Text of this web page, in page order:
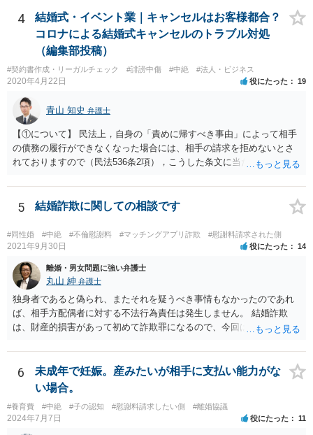
4
結婚式・イベント業｜キャンセルはお客様都合？
コロナによる結婚式キャンセルのトラブル対処
（編集部投稿）
#契約書作成・リーガルチェック #誹謗中傷 #中絶 #法人・ビジネス
2020年4月22日 役にたった 19
青山 知史 弁護士
【①について】 民法上，自身の「責めに帰すべき事由」によって相手
の債務の履行ができなくなった場合には、相手の請求を拒めないとさ
れておりますので（民法536条2項），こうした条文に当たるかが問題
現在の各宣言や要請は，強制力のあるものではなく，震災等で対象施
設が滅失してしまった場合と異なり，挙式等自体が物理的に不可能に
なったとまではいえないかと思われます。こうした中で，顧客の判断
でキャンセルを申し出たとすれば，形式的には顧客側に帰責性があっ
たといえる可能性は考えられます。 一方で，実質的に考えた場合，集
会に供する施設等については，営業自粛を要請されているところ，結
婚式場等の施設についても，解釈によっては集会に供する施設の1つと
して，休止要請の対象と考える余地はあるかと思われます。 こうした
解釈を採った場合，強制力はないまでも，事実上挙式等の実施が困難
となる外部的要因があったとして，顧客の「責めに帰すべき事由」が
あるとまではいえず，結婚式場等からの請求が認められない可能性は
に全額の請求が不可能となっても，これまでに生じた費用や打合せ相
当分の報酬の範囲であれば，中途終了時の委任事務への報酬請求や不
ます（民法648条3項、703条等）。 【②について】 請求に応じてもら
5 結婚詐欺に関しての相談です
#同性婚 #中絶 #不倫慰謝料 #マッチングアプリ詐欺 #慰謝料請求された側
2021年9月30日 役にたった 14
離婚・男女問題に強い弁護士
丸山 紳 弁護士
独身者であると偽られ、またそれを疑うべき事情もなかったのであれ
ば、相手方配偶者に対する不法行為責任は発生しません。 結婚詐欺
は、財産的損害があって初めて詐欺罪になるので、今回は該当しませ
であることを知っていれば交際しなかったといえる場合に、慰謝料請
求が可能です。 LINEなどで、結婚を当然の前提にした関係だったこと
を立証できる場合は、請求は可能と考えます。
6
未成年で妊娠。産みたいが相手に支払い能力がな
い場合。
#養育費 #中絶 #子の認知 #慰謝料請求したい側 #離婚協議
2024年7月7日 役にたった 11